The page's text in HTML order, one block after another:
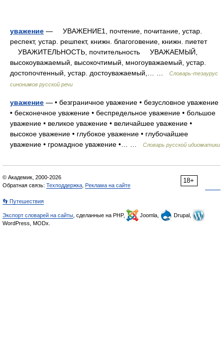
уважение — УВАЖЕНИЕ1, почтение, почитание, устар.
респект, устар. решпект, книжн. благоговение, книжн. пиетет
УВАЖИТЕЛЬНОСТЬ, почтительность УВАЖАЕМЫЙ,
высокоуважаемый, высокочтимый, многоуважаемый, устар.
достопочтенный, устар. достоуважаемый,… …
Словарь-тезаурус
синонимов русской речи
уважение — • безграничное уважение • безусловное уважение
• бесконечное уважение • беспредельное уважение • большое
уважение • великое уважение • величайшее уважение •
высокое уважение • глубокое уважение • глубочайшее
уважение • громадное уважение •… …
Словарь русской идиоматики
18+
© Академик, 2000-2026
Обратная связь: Техподдержка Реклама на сайте
👣 Путешествия
Экспорт словарей на сайты , сделанные на PHP, Joomla,
Drupal,
WordPress, MODx.